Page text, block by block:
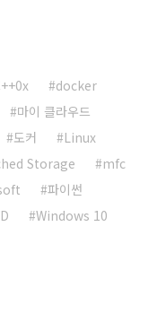
docker
마이 클라우드
도커
Linux
Storage
mfc
파이썬
Windows 10